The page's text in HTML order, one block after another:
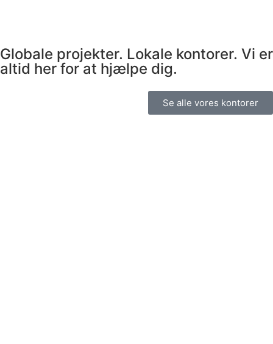
Globale projekter. Lokale kontorer. Vi er
altid her for at hjælpe dig.
Se alle vores kontorer